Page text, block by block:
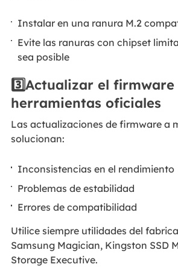
Instalar en una ranura M.2
Evite las ranuras con chipset
sea posible
3️⃣Actualizar el firmware
herramientas oficiales
Las actualizaciones de firmware a
solucionan:
Inconsistencias en el rendimiento
Problemas de estabilidad
Errores de compatibilidad
Utilice siempre utilidades del
Samsung Magician, Kingston SSD
Storage Executive.